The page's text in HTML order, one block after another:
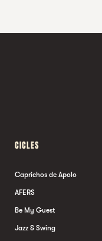
CICLES
Caprichos de Apolo
AFERS
Be My Guest
Jazz & Swing